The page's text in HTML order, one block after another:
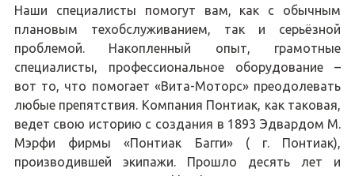
Наши специалисты помогут вам, как с обычным
плановым техобслуживанием, так и серьёзной
проблемой. Накопленный опыт, грамотные
специалисты, профессиональное оборудование –
вот то, что помогает «Вита-Моторс» преодолевать
любые препятствия. Компания Понтиак, как таковая,
ведет свою историю с создания в 1893 Эдвардом М.
Мэрфи фирмы «Понтиак Багги» ( г. Понтиак),
производившей экипажи. Прошло десять лет и